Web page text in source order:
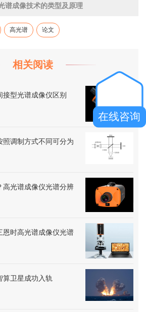
谱成像技术的类型及原理
高光谱 论文
相关阅读
型光谱成像仪区别
调制方式不同可分为
高光谱成像仪光谱分辨
恩时高光谱成像仪光谱
算卫星成功入轨
在线咨询